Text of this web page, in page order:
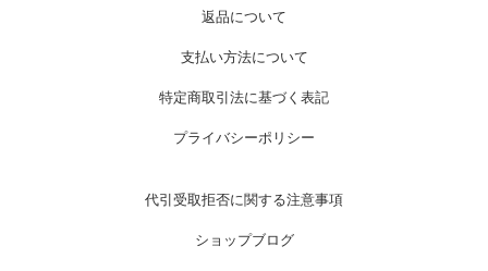
返品について
支払い方法について
特定商取引法に基づく表記
プライバシーポリシー
代引受取拒否に関する注意事項
ショップブログ